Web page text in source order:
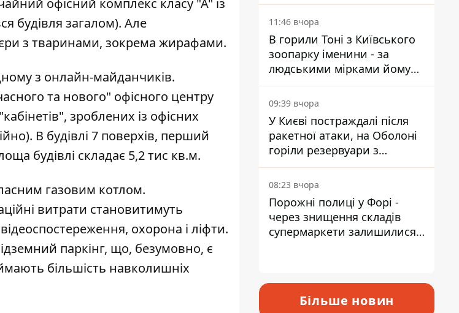
офісний комплекс класу "А" із
будівля загалом). Але
з тваринами, зокрема жирафами.
з онлайн-майданчиків.
та нового" офісного центру
зроблених із офісних
В будівлі 7 поверхів, перший
будівлі складає 5,2 тис кв.м.
газовим котлом.
витрати становитимуть
охорона і ліфти.
паркінг, що, безумовно, є
більшість навколишніх
11:46 вчора
В горили Тоні з Київського
зоопарку іменини - за
людськими мірками йому
вже понад 90 років
09:39 вчора
У Києві постраждалі після
ракетної атаки, на Оболоні
горіли резервуари з
паливом
08:23 вчора
Порожні полиці у Форі -
через знищення складів
супермаркети залишилися
Більше новин